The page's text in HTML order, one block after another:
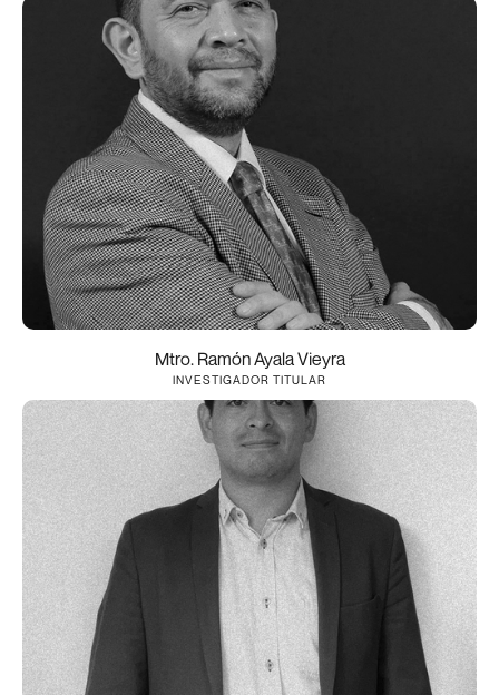
Mtro. Ramón Ayala Vieyra
INVESTIGADOR TITULAR